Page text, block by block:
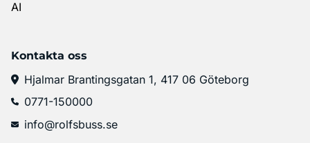
AI
Kontakta oss
Hjalmar Brantingsgatan 1, 417 06 Göteborg
0771-150000
info@rolfsbuss.se